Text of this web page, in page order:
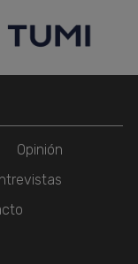
Opinión